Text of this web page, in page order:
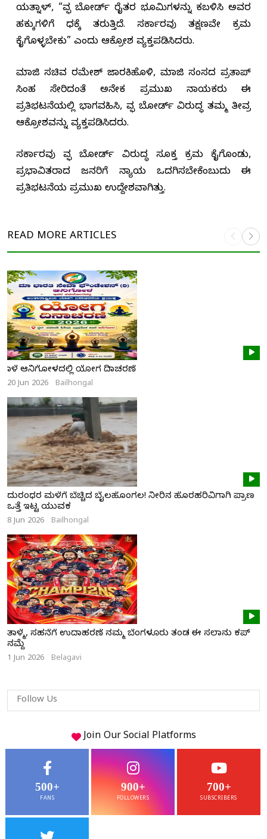
ಯತ್ನಾಳ್, “ವಕ್ಫ್ ಬೋರ್ಡ್‌ ರೈತರ ಭೂಮಿಗಳನ್ನು ಕಬಳಿಸಿ ಅವರ
ಹಕ್ಕುಗಳಿಗೆ ಧಕ್ಕೆ ತರುತ್ತಿದೆ. ಸರ್ಕಾರವು ತಕ್ಷಣವೇ ಕ್ರಮ
ಕೈಗೊಳ್ಳಬೇಕು” ಎಂದು ಆಕ್ರೋಶ ವ್ಯಕ್ತಪಡಿಸಿದರು.
ಮಾಜಿ ಸಚಿವ ರಮೇಶ್ ಜಾರಕಿಹೊಳಿ, ಮಾಜಿ ಸಂಸದ ಪ್ರತಾಪ್
ಸಿಂಹ ಸೇರಿದಂತೆ ಅನೇಕ ಪ್ರಮುಖ ನಾಯಕರು ಈ
ಪ್ರತಿಭಟನೆಯಲ್ಲಿ ಭಾಗವಹಿಸಿ, ವಕ್ಫ್ ಬೋರ್ಡ್‌ ವಿರುದ್ಧ ತಮ್ಮ ತೀವ್ರ
ಆಕ್ರೋಶವನ್ನು ವ್ಯಕ್ತಪಡಿಸಿದರು.
ಸರ್ಕಾರವು ವಕ್ಫ್ ಬೋರ್ಡ್‌ ವಿರುದ್ಧ ಸೂಕ್ತ ಕ್ರಮ ಕೈಗೊಂಡು,
ಪ್ರಭಾವಿತರಾದ ಜನರಿಗೆ ನ್ಯಾಯ ಒದಗಿಸಬೇಕೆಂಬುದು ಈ
ಪ್ರತಿಭಟನೆಯ ಪ್ರಮುಖ ಉದ್ದೇಶವಾಗಿತ್ತು.
READ MORE ARTICLES
ನಾಳೆ ಆನಿಗೋಳದಲ್ಲಿ ಯೋಗ ದಿನಾಚರಣೆ
20 Jun 2026 Bailhongal
ದುರಂಧರ ಮಳೆಗೆ ಬೆಚ್ಚಿದ ಬೈಲಹೊಂಗಲ! ನೀರಿನ ಹೊರಹರಿವಿಗಾಗಿ ಪ್ರಾಣ
ಒತ್ತೆ ಇಟ್ಟ ಯುವಕ
8 Jun 2026 Bailhongal
ತಾಳ್ಮೆ, ಸಹನೆಗೆ ಉದಾಹರಣೆ ನಮ್ಮ ಬೆಂಗಳೂರು ತಂಡ ಈ ಸಲಾನು ಕಪ್
ನಮ್ದೆ
1 Jun 2026 Belagavi
Follow Us
Join Our Social Platforms
500+
FANS
900+
FOLLOWERS
700+
SUBSCRIBERS